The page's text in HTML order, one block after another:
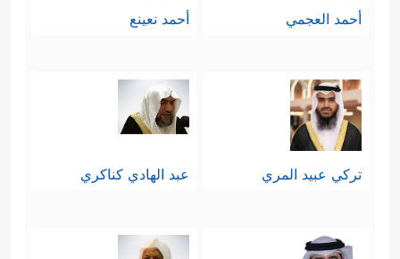
أحمد العجمي أحمد نعينع
تركي عبيد المري عبد الهادي كناكري